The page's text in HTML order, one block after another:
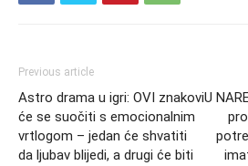
Previous article
Astro drama u igri: OVI znakovi
će se suočiti s emocionalnim
vrtlogom – jedan će shvatiti
da ljubav blijedi, a drugi će biti
U